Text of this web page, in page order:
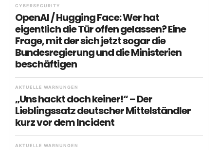
CYBERSECURITY
OpenAI / Hugging Face: Wer hat
eigentlich die Tür offen gelassen? Eine
Frage, mit der sich jetzt sogar die
Bundesregierung und die Ministerien
beschäftigen
AKTUELLE WARNUNGEN
„Uns hackt doch keiner!“ – Der
Lieblingssatz deutscher Mittelständler
kurz vor dem Incident
AKTUELLE WARNUNGEN